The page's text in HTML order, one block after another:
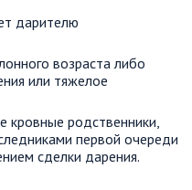
дарителю
возраста либо
или тяжелое
кровные родственники,
первой очереди
сделки дарения.